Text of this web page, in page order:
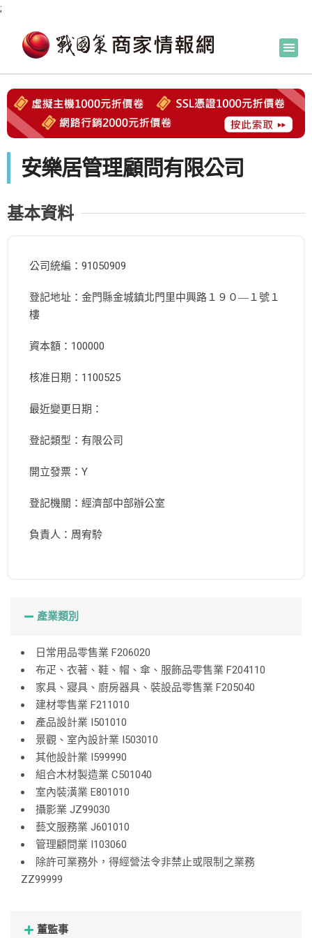
;
安樂居管理顧問有限公司
基本資料
公司統編：91050909
登記地址：金門縣金城鎮北門里中興路１９０―１號１
樓
資本額：100000
核准日期：1100525
最近變更日期：
登記類型：有限公司
開立發票：Y
登記機關：經濟部中部辦公室
負責人：周宥駖
產業類別
日常用品零售業 F206020
布疋、衣著、鞋、帽、傘、服飾品零售業 F204110
家具、寢具、廚房器具、裝設品零售業 F205040
建材零售業 F211010
產品設計業 I501010
景觀、室內設計業 I503010
其他設計業 I599990
組合木材製造業 C501040
室內裝潢業 E801010
攝影業 JZ99030
藝文服務業 J601010
管理顧問業 I103060
除許可業務外，得經營法令非禁止或限制之業務
ZZ99999
董監事